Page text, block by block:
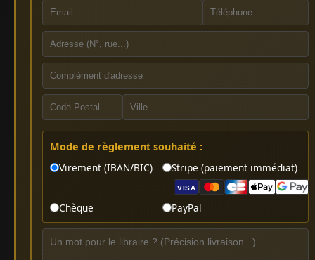
Mode de règlement souhaité :
Virement (IBAN/BIC)
Stripe (paiement immédiat)
VISA
Chèque PayPal